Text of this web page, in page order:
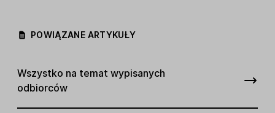
POWIĄZANE ARTYKUŁY
Wszystko na temat wypisanych
odbiorców